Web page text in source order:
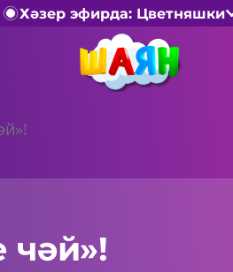
Хәзер эфирда: Цветняшки
чәй»!